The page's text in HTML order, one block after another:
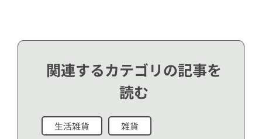
関連するカテゴリの記事を
読む
生活雑貨 雑貨